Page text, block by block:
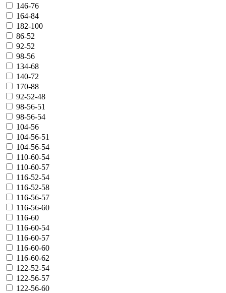
146-76
164-84
182-100
86-52
92-52
98-56
134-68
140-72
170-88
92-52-48
98-56-51
98-56-54
104-56
104-56-51
104-56-54
110-60-54
110-60-57
116-52-54
116-52-58
116-56-57
116-56-60
116-60
116-60-54
116-60-57
116-60-60
116-60-62
122-52-54
122-56-57
122-56-60